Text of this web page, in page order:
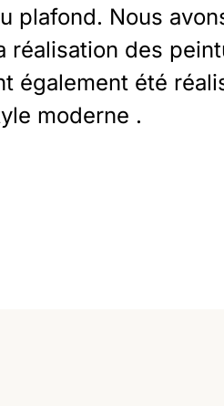
plafond. Nous
des
également été
moderne .